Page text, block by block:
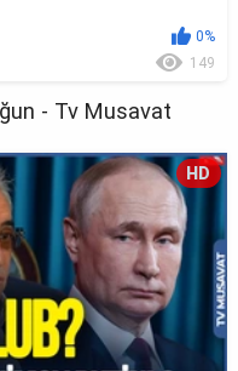
0%
149
- Tv Musavat
HD